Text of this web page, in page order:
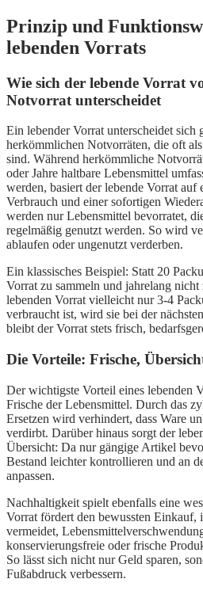
Prinzip und
lebenden Vorrats
Wie sich der lebende Vorrat
Notvorrat unterscheidet
Ein lebender Vorrat unterscheidet sich
herkömmlichen Notvorräten, die oft
sind. Während herkömmliche
oder Jahre haltbare Lebensmittel
werden, basiert der lebende Vorrat
Verbrauch und einer sofortigen
werden nur Lebensmittel bevorratet,
regelmäßig genutzt werden. So wird
ablaufen oder ungenutzt verderben.
Ein klassisches Beispiel: Statt 20
Vorrat zu sammeln und jahrelang
lebenden Vorrat vielleicht nur 3-4
verbraucht ist, wird sie bei der
bleibt der Vorrat stets frisch,
Die Vorteile: Frische,
Der wichtigste Vorteil eines lebenden
Frische der Lebensmittel. Durch das
Ersetzen wird verhindert, dass Ware
verdirbt. Darüber hinaus sorgt der
Übersicht: Da nur gängige Artikel
Bestand leichter kontrollieren und an
anpassen.
Nachhaltigkeit spielt ebenfalls eine
Vorrat fördert den bewussten Einkauf,
vermeidet,
konservierungsfreie oder frische
So lässt sich nicht nur Geld sparen,
Fußabdruck verbessern.